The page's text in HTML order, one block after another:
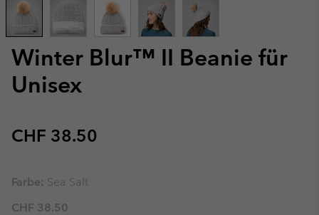
Winter Blur™ II Beanie für
Unisex
Regular price:
CHF 38.50
Farbe: Sea Salt
CHF 38.50